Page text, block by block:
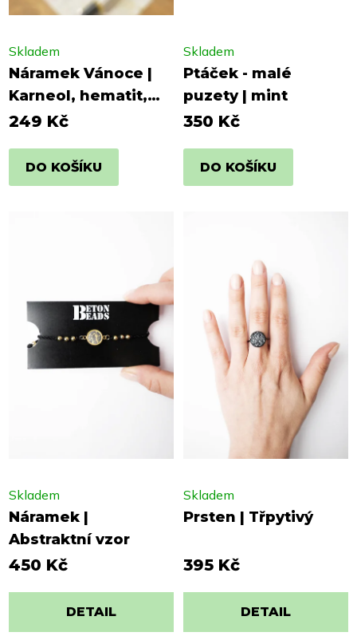
Náramek Vánoce |
Karneol, hematit,
křemen
Skladem
249 Kč
DO KOŠÍKU
Ptáček - malé
puzety | mint
Skladem
350 Kč
DO KOŠÍKU
Náramek |
Abstraktní vzor
Skladem
450 Kč
DETAIL
Prsten | Třpytivý
Skladem
395 Kč
DETAIL